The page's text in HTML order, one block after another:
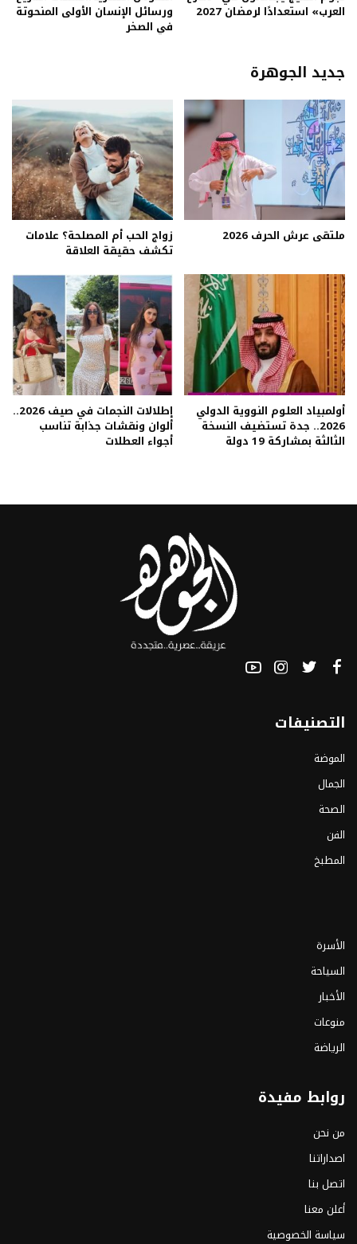
العرب» استعدادًا لرمضان 2027 ورسائل الإنسان الأولى المنحوتة
في الصخر
جديد الجوهرة
ملتقى عرش الحرف 2026 زواج الحب أم المصلحة؟ علامات
تكشف حقيقة العلاقة
أولمبياد العلوم النووية الدولي
2026.. جدة تستضيف النسخة
الثالثة بمشاركة 19 دولة
إطلالات النجمات في صيف 2026..
ألوان ونقشات جذابة تناسب
أجواء العطلات
التصنيفات
الموضة
الجمال
الصحة
الفن
المطبخ
الأسرة
السياحة
الأخبار
منوعات
الرياضة
روابط مفيدة
من نحن
اصداراتنا
اتصل بنا
أعلن معنا
سياسة الخصوصية